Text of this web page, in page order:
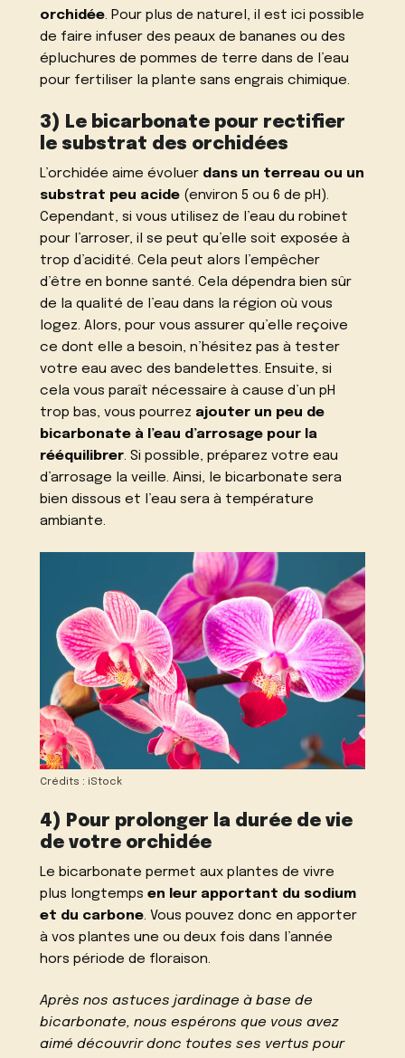
orchidée. Pour plus de naturel, il est ici possible
de faire infuser des peaux de bananes ou des
épluchures de pommes de terre dans de l’eau
pour fertiliser la plante sans engrais chimique.
3) Le bicarbonate pour rectifier
le substrat des orchidées
L’orchidée aime évoluer dans un terreau ou un
substrat peu acide (environ 5 ou 6 de pH).
Cependant, si vous utilisez de l’eau du robinet
pour l’arroser, il se peut qu’elle soit exposée à
trop d’acidité. Cela peut alors l’empêcher
d’être en bonne santé. Cela dépendra bien sûr
de la qualité de l’eau dans la région où vous
logez. Alors, pour vous assurer qu’elle reçoive
ce dont elle a besoin, n’hésitez pas à tester
votre eau avec des bandelettes. Ensuite, si
cela vous paraît nécessaire à cause d’un pH
trop bas, vous pourrez ajouter un peu de
bicarbonate à l’eau d’arrosage pour la
rééquilibrer. Si possible, préparez votre eau
d’arrosage la veille. Ainsi, le bicarbonate sera
bien dissous et l’eau sera à température
ambiante.
Crédits : iStock
4) Pour prolonger la durée de vie
de votre orchidée
Le bicarbonate permet aux plantes de vivre
plus longtempsen leur apportant du sodium
et du carbone. Vous pouvez donc en apporter
à vos plantes une ou deux fois dans l’année
hors période de floraison.
Après nosastuces jardinage à base de
bicarbonate, nous espérons que vous avez
aimé découvrir donc toutes ses vertus pour